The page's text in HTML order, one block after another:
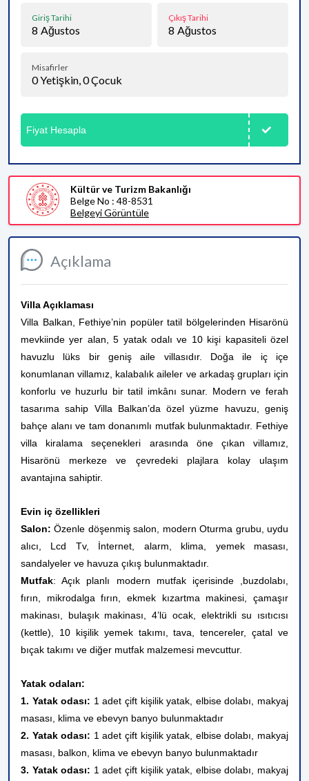
Açıklama
Villa Açıklaması
Villa Balkan, Fethiye’nin popüler tatil bölgelerinden Hisarönü
mevkiinde yer alan, 5 yatak odalı ve 10 kişi kapasiteli özel
havuzlu lüks bir geniş aile villasıdır. Doğa ile iç içe
konumlanan villamız, kalabalık aileler ve arkadaş grupları için
konforlu ve huzurlu bir tatil imkânı sunar. Modern ve ferah
tasarıma sahip Villa Balkan’da özel yüzme havuzu, geniş
bahçe alanı ve tam donanımlı mutfak bulunmaktadır. Fethiye
villa kiralama seçenekleri arasında öne çıkan villamız,
Hisarönü merkeze ve çevredeki plajlara kolay ulaşım
avantajına sahiptir.
Evin iç özellikleri
Salon:Özenle döşenmiş salon, modern Oturma grubu, uydu
alıcı, Lcd Tv, İnternet, alarm, klima, yemek masası,
sandalyeler ve havuza çıkış bulunmaktadır.
Mutfak: Açık planlı modern mutfak içerisinde ,buzdolabı,
fırın, mikrodalga fırın, ekmek kızartma makinesi, çamaşır
makinası, bulaşık makinası, 4’lü ocak, elektrikli su ısıtıcısı
(kettle), 10 kişilik yemek takımı, tava, tencereler, çatal ve
bıçak takımı ve diğer mutfak malzemesi mevcuttur.
Yatak odaları:
1. Yatak odası: 1 adet çift kişilik yatak, elbise dolabı, makyaj
masası, klima ve ebevyn banyo bulunmaktadır
2. Yatak odası: 1 adet çift kişilik yatak, elbise dolabı, makyaj
masası, balkon, klima ve ebevyn banyo bulunmaktadır
3. Yatak odası: 1 adet çift kişilik yatak, elbise dolabı, makyaj
Giriş Tarihi
8 Ağustos
Çıkış Tarihi
8 Ağustos
Misafirler
0Yetişkin,0Çocuk
Fiyat Hesapla
Kültür ve Turizm Bakanlığı
Belge No : 48-8531
Belgeyi Görüntüle